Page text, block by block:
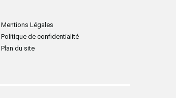
Mentions Légales
Politique de confidentialité
Plan du site